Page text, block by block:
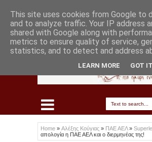
Home » Αλέξης Κούγιας » ΠΑΕ ΑΕΛ»
απολογία η ΠΑΕ ΑΕΛ και ο διερμηνέας της!
This site uses cookies from Google to
and to analyze traffic. Your IP address
shared with Google along with
metrics to ensure quality of service,
statistics, and to detect and address
LEARN MORE GOT IT